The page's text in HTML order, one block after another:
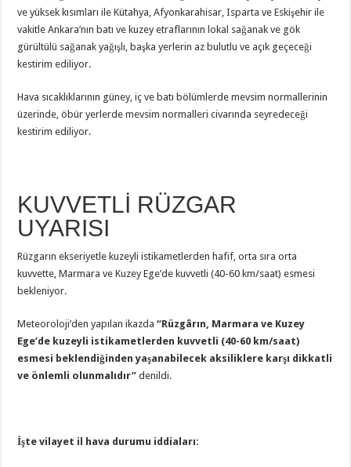
ve yüksek kısımları ile Kütahya, Afyonkarahisar, Isparta ve Eskişehir ile
vakitle Ankara’nın batı ve kuzey etraflarının lokal sağanak ve gök
gürültülü sağanak yağışlı, başka yerlerin az bulutlu ve açık geçeceği
kestirim ediliyor.
Hava sıcaklıklarının güney, iç ve batı bölümlerde mevsim normallerinin
üzerinde, öbür yerlerde mevsim normalleri civarında seyredeceği
kestirim ediliyor.
KUVVETLİ RÜZGAR
UYARISI
Rüzgarın ekseriyetle kuzeyli istikametlerden hafif, orta sıra orta
kuvvette, Marmara ve Kuzey Ege’de kuvvetli (40-60 km/saat) esmesi
bekleniyor.
Meteoroloji’den yapılan ikazda“Rüzgârın, Marmara ve Kuzey
Ege’de kuzeyli istikametlerden kuvvetli (40-60 km/saat)
esmesi beklendiğinden yaşanabilecek aksiliklere karşı dikkatli
ve önlemli olunmalıdır” denildi.
İşte vilayet il hava durumu iddiaları: